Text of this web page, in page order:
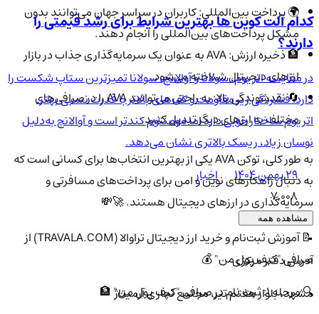
🌍 پرداخت بین‌المللی: کاربران در سراسر جهان می‌توانند بدون
مشکل پرداخت‌های بین‌المللی را انجام دهند.
🏦 ذخیره ارزش: AVA به عنوان یک سرمایه‌گذاری جذاب در بازار
ارزهای دیجیتال شناخته می‌شود.
🔄 نقدشوندگی بالا: به راحتی می‌توانید AVA را در صرافی‌های
مختلف به ارزهای دیگر تبدیل کنید.
به طور کلی، توکن AVA یکی از بهترین انتخاب‌ها برای کسانی است که
به دنبال راهکارهای نوین و امن برای پرداخت‌های مسافرتی و
سرمایه‌گذاری در ارزهای دیجیتال هستند. 🚀💸
📝 آموزش ثبت‌نام و خرید ارز دیجیتال تراوالا (TRAVALA.COM) از
صرافی "کیف پول من" 💰
🔍 مرحله ۱: ثبت نام در صرافی "کیف پول من" 🏦
کدام آلت کوین ها بهترین شرایط برای رشد قیمتی را
دارند؟
در مقایسه اتریوم، سولانا و آوالانچ، سولانا تمیزترین ستاپ شکست را
دارد: فشردگی زیر مقاومت و کف‌های بالاتر با قدرت نسبی بهتر.
اتریوم ساختار خوبی دارد اما مومنتوم کندتر است و آوالانچ به‌دلیل
نوسان زیاد، ریسک بالاتری نشان می‌دهد.
۲۹ بهمن ۱۴۰۴
اخبار
7,008
مشاهده همه
آدرس دفتر مرکزی
مشهد، بلوار هفتم تیر، مجتمع تجاری آرمیتاژ